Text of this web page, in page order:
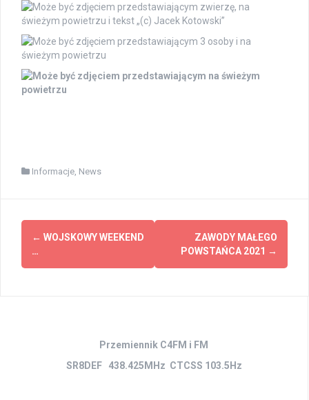
Informacje, News
Zobacz
wpisy
← WOJSKOWY WEEKEND
…
ZAWODY MAŁEGO
POWSTAŃCA 2021 →
Przemiennik C4FM i FM
SR8DEF 438.425MHz CTCSS 103.5Hz